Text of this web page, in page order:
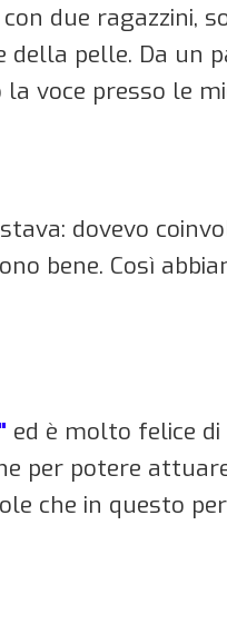
due ragazzini,
pelle. Da un
voce presso le
dovevo
bene. Così
ed è molto felice
per potere
che in questo